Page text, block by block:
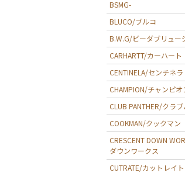
BSMG-
BLUCO/ブルコ
B.W.G/ビーダブリュー
CARHARTT/カーハート
CENTINELA/センチネラ
CHAMPION/チャンピオ
CLUB PANTHER/クラ
COOKMAN/クックマン
CRESCENT DOWN
ダウンワークス
CUTRATE/カットレイト